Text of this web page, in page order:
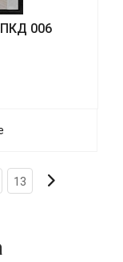
006
13